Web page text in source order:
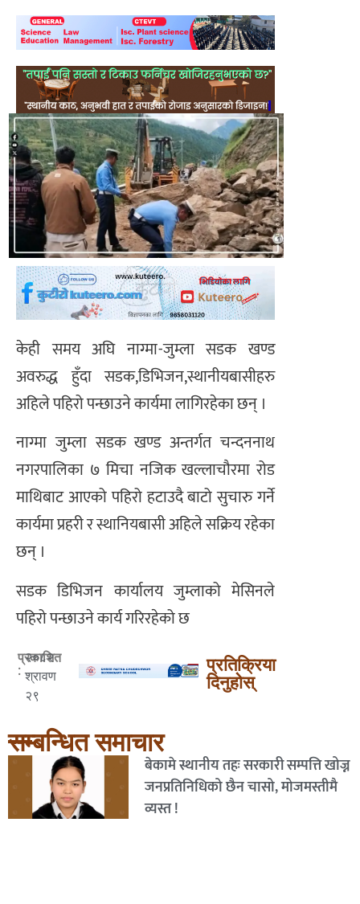
केही समय अघि नाग्मा-जुम्ला सडक खण्ड
अवरुद्ध हुँदा सडक,डिभिजन,स्थानीयबासीहरु
अहिले पहिरो पन्छाउने कार्यमा लागिरहेका छन् ।
नाग्मा जुम्ला सडक खण्ड अन्तर्गत चन्दननाथ
नगरपालिका ७ मिचा नजिक खल्लाचौरमा रोड
माथिबाट आएको पहिरो हटाउदै बाटो सुचारु गर्ने
कार्यमा प्रहरी र स्थानियबासी अहिले सक्रिय रहेका
छन् ।
सडक डिभिजन कार्यालय जुम्लाको मेसिनले
पहिरो पन्छाउने कार्य गरिरहेको छ
प्रकाशित
:
२०८२
श्रावण
२९
प्रतिक्रिया
दिनुहोस्
सम्बन्धित समाचार
बेकामे स्थानीय तहः सरकारी सम्पत्ति खोज्न
जनप्रतिनिधिको छैन चासो, मोजमस्तीमै
व्यस्त !